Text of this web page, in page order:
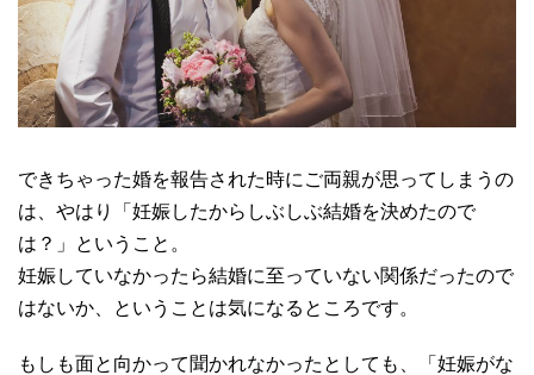
できちゃった婚を報告された時にご両親が思ってしまうの
は、やはり「妊娠したからしぶしぶ結婚を決めたので
は？」ということ。
妊娠していなかったら結婚に至っていない関係だったので
はないか、ということは気になるところです。
もしも面と向かって聞かれなかったとしても、「妊娠がな